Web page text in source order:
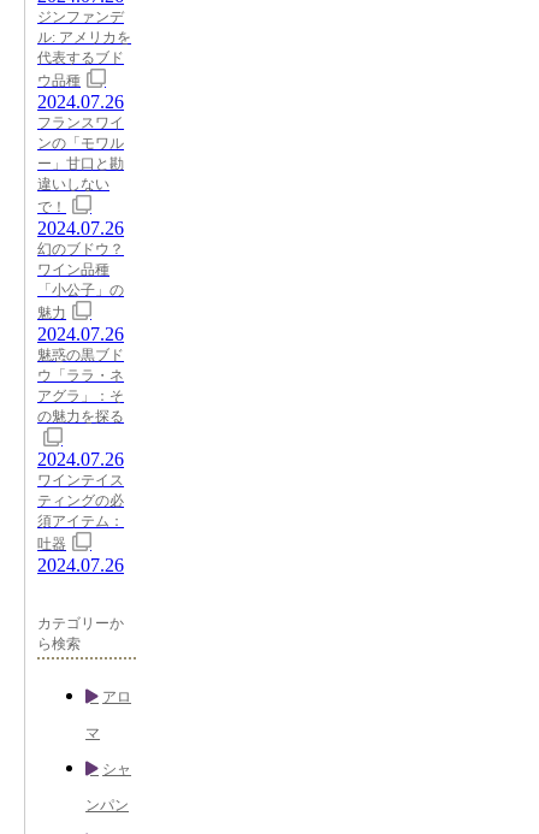
ジンファンデ
ル: アメリカを
代表するブド
ウ品種
2024.07.26
フランスワイ
ンの「モワル
ー」甘口と勘
違いしない
で！
2024.07.26
幻のブドウ？
ワイン品種
「小公子」の
魅力
2024.07.26
魅惑の黒ブド
ウ「ララ・ネ
アグラ」：そ
の魅力を探る
2024.07.26
ワインテイス
ティングの必
須アイテム：
吐器
2024.07.26
カテゴリーか
ら検索
アロ
マ
シャ
ンパン